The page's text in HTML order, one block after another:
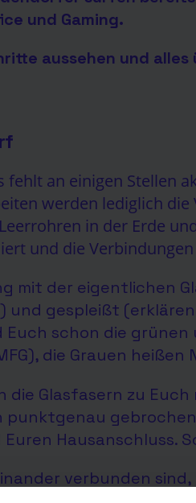
und Gaming.
aussehen und
fehlt an einigen Stellen
werden lediglich
in der Erde
und die
mit der eigentlichen
und gespleißt
schon die
die Grauen heißen
Glasfasern zu
punktgenau
Hausanschluss.
verbunden